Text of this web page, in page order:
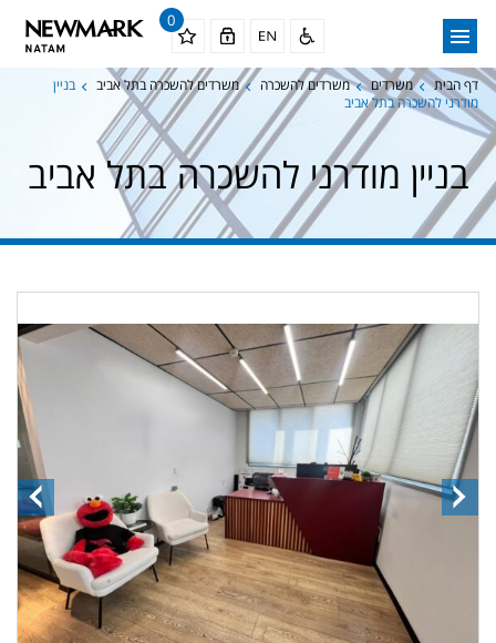
0
דף הבית משרדים משרדים להשכרה משרדים להשכרה בתל אביב
בניין
מודרני להשכרה בתל אביב
בניין מודרני להשכרה בתל אביב